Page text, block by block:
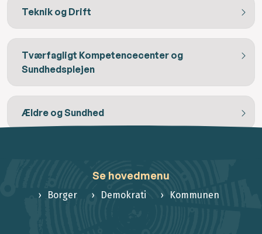
Teknik og Drift
Tværfagligt Kompetencecenter og
Sundhedsplejen
Ældre og Sundhed
Se hovedmenu
Borger Demokrati Kommunen